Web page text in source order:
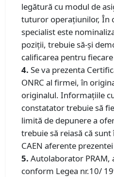
legătură cu modul de
tuturor operațiunilor, În
specialist este
poziții, trebuie să-și
calificarea pentru
4. Se va prezenta
ONRC al firmei, în
originalul. Informațiile
constatator trebuie să
limită de depunere a
trebuie să reiasă că
CAEN aferente
5. Autolaborator PRAM,
conform Legea nr.10/